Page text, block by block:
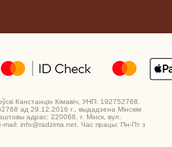
Канстанцін Кімавіч, УНП: 192752768.
ад 29.12.2016 г., выдадзена Мінскім
адрас: 220068, г. Мінск, вул.
mail: info@radzima.net. Час працы: Пн-Пт з